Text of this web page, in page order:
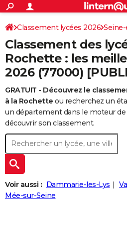
ACTUALITÉS
Politique
Société
Faits Divers
Education
Monde
Villes
+
SPORT
Coupe du monde 2026
Football
Tennis
Cyclisme
Rugby
Forum
CULTURE
Programme TV
TNT
Streaming
Cinéma
Sorties cinéma
Musique
+
FINANCE
Retraite
Impôts
Epargne
Immobilier
Risques naturels par ville
Banque
Assurance
Crédit
AUTO
Essais
Réserver un essai
Citadines
Berlines
SUV
Forum auto
+
HIGH-TECH
BRICOLAGE
Forum
Aménagement intérieur
Extérieur
Cuisine
Salle de bains
Jardinage
Rangement
+WEEK-END
Guides de France
Escapades
Patrimoine
Expositions
Musées
Week-end nature
+
LIFESTYLE
Art de vivre
Bien-être
Loisirs
Mode
Modes de vie
+SANTE
S'inscrire
Classement lycées 2026
Classement des
Rochette : les
2026 (77000)
GRATUIT - Découvrez le
à la Rochette ou recherchez un
un département dans le moteur
découvrir son classement.
Voir aussi : Dammarie-les-Lys
Mée-sur-Seine